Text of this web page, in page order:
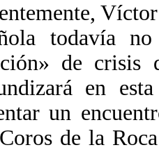
todavía
de crisis
en
un
de la